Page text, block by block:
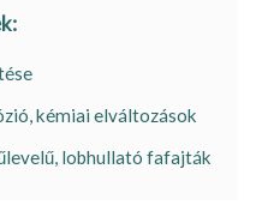
kémiai elváltozások
lobhullató fafajták